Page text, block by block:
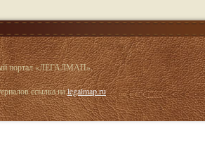
портал «ЛЕГАЛМАП».
ссылка наlegalmap.ru